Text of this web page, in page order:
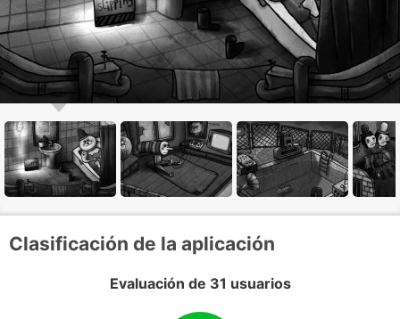
Clasificación de la aplicación
Evaluación de 31 usuarios